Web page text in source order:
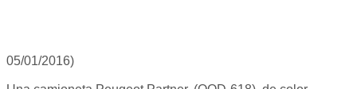
05/01/2016)